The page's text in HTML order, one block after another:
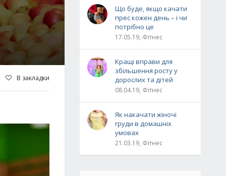
В закладки
Що буде, якщо качати
прес кожен день – і чи
потрібно це
17.05.19, Фітнес
Кращі вправи для
збільшення росту у
дорослих та дітей
08.04.19, Фітнес
Як накачати жіночі
груди в домашніх
умовах
21.03.19, Фітнес